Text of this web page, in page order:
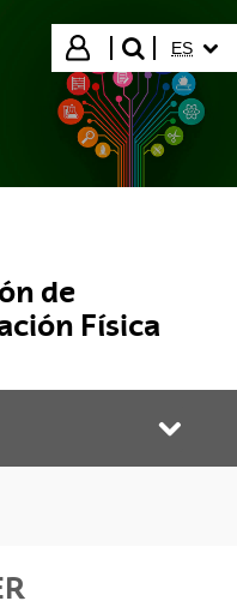
Iniciar sesión
buscar"
ES
de
Física